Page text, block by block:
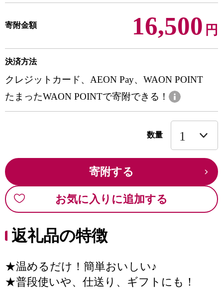
寄附金額 16,500 円
決済方法
クレジットカード、AEON Pay、WAON POINT
たまったWAON POINTで寄附できる！
数量
寄附する
お気に入りに追加する
返礼品の特徴
★温めるだけ！簡単おいしい♪
★普段使いや、仕送り、ギフトにも！